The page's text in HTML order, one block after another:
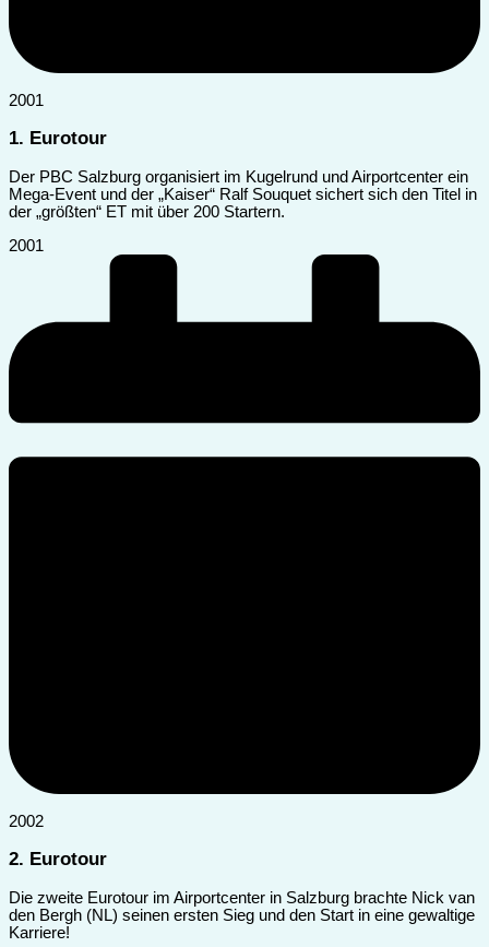
2001
1. Eurotour
Der PBC Salzburg organisiert im Kugelrund und Airportcenter ein
Mega-Event und der „Kaiser“ Ralf Souquet sichert sich den Titel in
der „größten“ ET mit über 200 Startern.
2001
2002
2. Eurotour
Die zweite Eurotour im Airportcenter in Salzburg brachte Nick van
den Bergh (NL) seinen ersten Sieg und den Start in eine gewaltige
Karriere!